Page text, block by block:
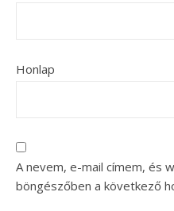
Honlap
A nevem, e-mail címem, és
böngészőben a következő